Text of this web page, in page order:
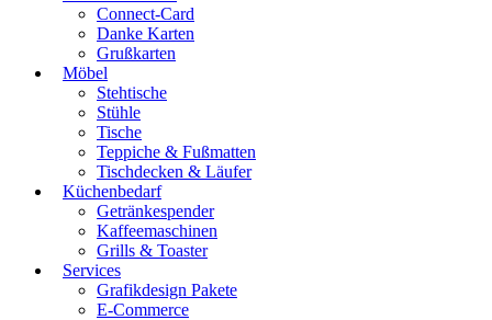
Connect-Card
Danke Karten
Grußkarten
Möbel
Stehtische
Stühle
Tische
Teppiche & Fußmatten
Tischdecken & Läufer
Küchenbedarf
Getränkespender
Kaffeemaschinen
Grills & Toaster
Services
Grafikdesign Pakete
E-Commerce